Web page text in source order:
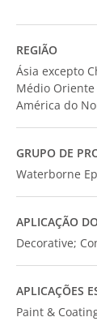
REGIÃO
Ásia excepto
Médio
América do
GRUPO DE
Waterborne
APLICAÇÃO
Decorative;
APLICAÇÕES
Paint &